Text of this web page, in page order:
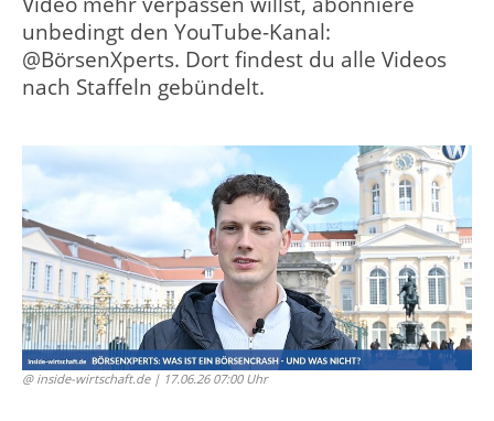
unbedingt den YouTube-Kanal:
@BörsenXperts. Dort findest du alle Videos
nach Staffeln gebündelt.
@ inside-wirtschaft.de| 17.06.26 07:00 Uhr